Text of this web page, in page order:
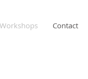
Workshops Contact